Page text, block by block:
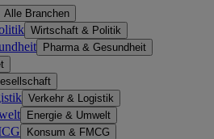
Alle Branchen
Wirtschaft & Politik
Pharma & Gesundheit
Verkehr & Logistik
Energie & Umwelt
Konsum & FMCG